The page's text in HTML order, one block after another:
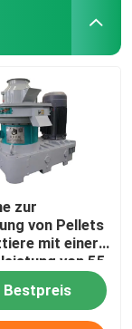
zur
von Pellets
mit einer
von 55
Bestpreis